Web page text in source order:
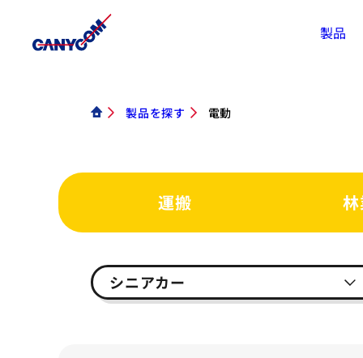
製品
製品を探す 電動
運搬
シニアカー